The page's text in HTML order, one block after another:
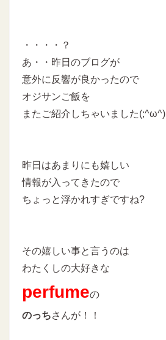
・・・・？
あ・・昨日のブログが
意外に反響が良かったので
オジサンご飯を
またご紹介しちゃいました(;^ω^)
昨日はあまりにも嬉しい
情報が入ってきたので
ちょっと浮かれすぎですね?
その嬉しい事と言うのは
わたくしの大好きな
perfumeの
のっちさんが！！